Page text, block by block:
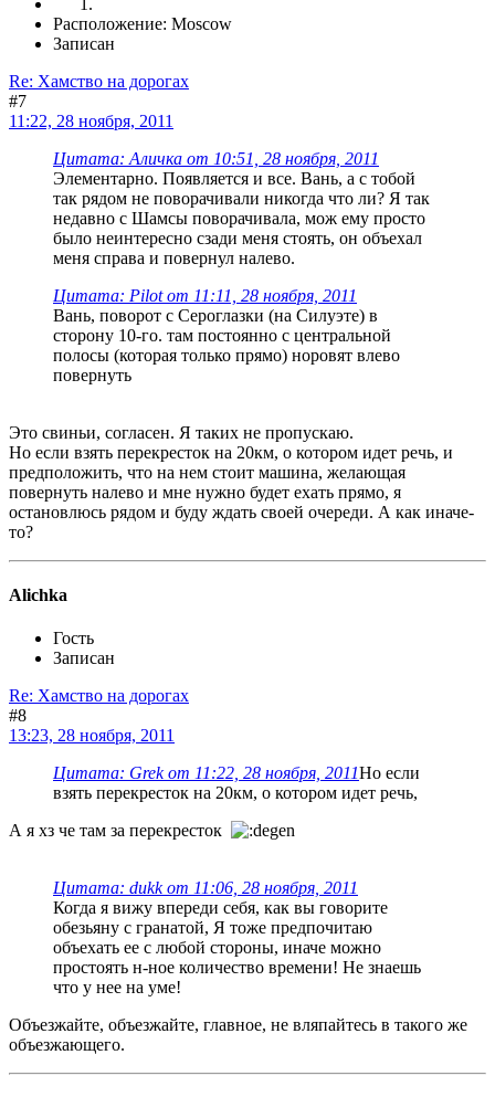
Расположение: Moscow
Записан
Re: Хамство на дорогах
#7
11:22, 28 ноября, 2011
Цитата: Аличка от 10:51, 28 ноября, 2011
Элементарно. Появляется и все. Вань, а с тобой
так рядом не поворачивали никогда что ли? Я так
недавно с Шамсы поворачивала, мож ему просто
было неинтересно сзади меня стоять, он объехал
меня справа и повернул налево.
Цитата: Pilot от 11:11, 28 ноября, 2011
Вань, поворот с Сероглазки (на Силуэте) в
сторону 10-го. там постоянно с центральной
полосы (которая только прямо) норовят влево
повернуть
Это свиньи, согласен. Я таких не пропускаю.
Но если взять перекресток на 20км, о котором идет речь, и
предположить, что на нем стоит машина, желающая
повернуть налево и мне нужно будет ехать прямо, я
остановлюсь рядом и буду ждать своей очереди. А как иначе-
то?
Alichka
Гость
Записан
Re: Хамство на дорогах
#8
13:23, 28 ноября, 2011
Цитата: Grek от 11:22, 28 ноября, 2011Но если
взять перекресток на 20км, о котором идет речь,
А я хз че там за перекресток
Цитата: dukk от 11:06, 28 ноября, 2011
Когда я вижу впереди себя, как вы говорите
обезьяну с гранатой, Я тоже предпочитаю
объехать ее с любой стороны, иначе можно
простоять н-ное количество времени! Не знаешь
что у нее на уме!
Объезжайте, объезжайте, главное, не вляпайтесь в такого же
объезжающего.